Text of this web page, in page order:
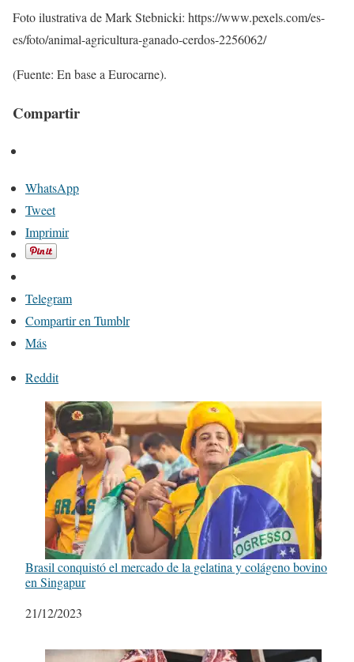
Foto ilustrativa de Mark Stebnicki: https://www.pexels.com/es-
es/foto/animal-agricultura-ganado-cerdos-2256062/
(Fuente: En base a Eurocarne).
Compartir
WhatsApp
Tweet
Imprimir
Telegram
Compartir en Tumblr
Más
Reddit
Brasil conquistó el mercado de la gelatina y colágeno bovino
en Singapur
Fecha
21/12/2023